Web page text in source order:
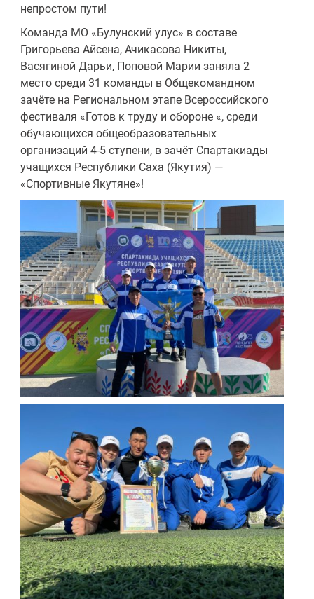
непростом пути!
Команда МО «Булунский улус» в составе
Григорьева Айсена, Ачикасова Никиты,
Васягиной Дарьи, Поповой Марии заняла 2
место среди 31 команды в Общекомандном
зачёте на Региональном этапе Всероссийского
фестиваля «Готов к труду и обороне «, среди
обучающихся общеобразовательных
организаций 4-5 ступени, в зачёт Спартакиады
учащихся Республики Саха (Якутия) —
«Спортивные Якутяне»!